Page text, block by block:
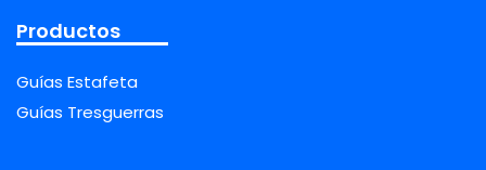
Productos
Guías Estafeta
Guías Tresguerras